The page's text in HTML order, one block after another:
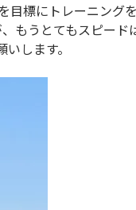
標にトレーニング
もうとてもスピード
します。